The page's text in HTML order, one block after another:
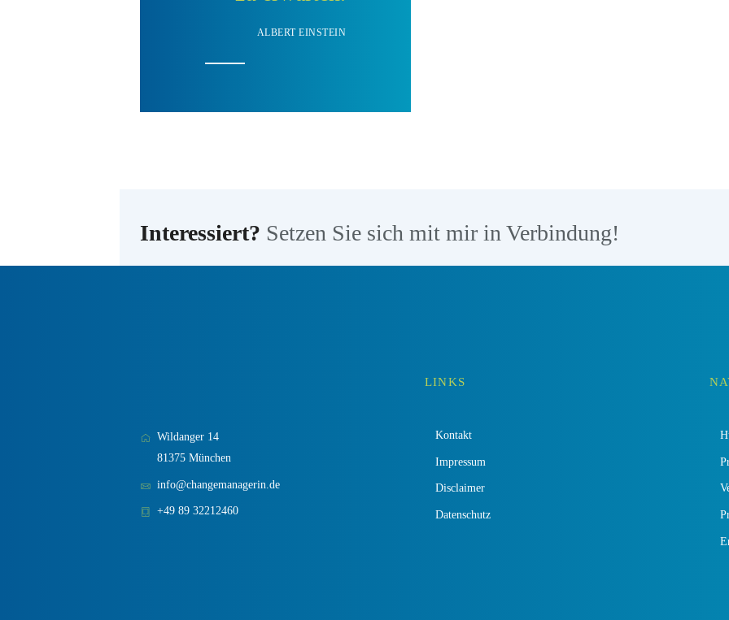
ALBERT EINSTEIN
Interessiert? Setzen Sie sich mit mir in Verbindung!
Wildanger 14
81375 München
info@changemanagerin.de
+49 89 32212460
LINKS
Kontakt
Impressum
Disclaimer
Datenschutz